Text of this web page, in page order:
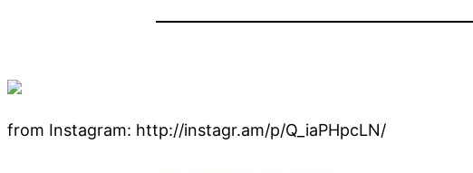
from Instagram: http://instagr.am/p/Q_iaPHpcLN/